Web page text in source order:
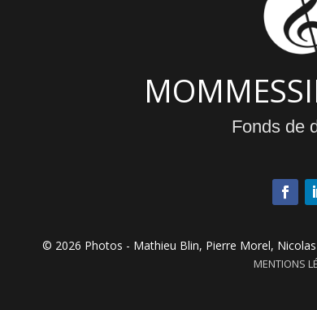
Fonds de
© 2026 Photos - Mathieu Blin, Pierre Morel,
MENTIONS